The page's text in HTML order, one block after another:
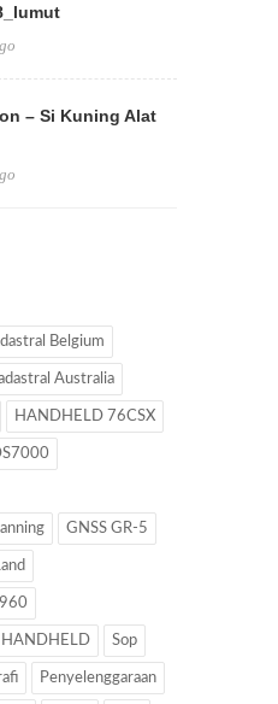
– Si Kuning Alat
Belgium
Australia
HANDHELD 76CSX
GNSS GR-5
HANDHELD Sop
Penyelenggaraan